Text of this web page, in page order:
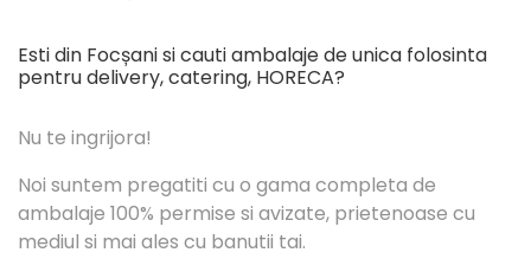
Esti din Focșani si cauti ambalaje de unica folosinta
pentru delivery, catering, HORECA?
Nu te ingrijora!
Noi suntem pregatiti cu o gama completa de
ambalaje 100% permise si avizate, prietenoase cu
mediul si mai ales cu banutii tai.